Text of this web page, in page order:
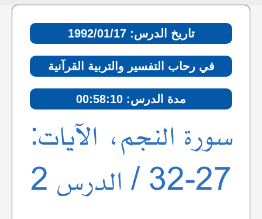
تاريخ الدرس: 1992/01/17
في رحاب التفسير والتربية القرآنية
مدة الدرس: 00:58:10
سورة النجم، الآيات:
27-32 / الدرس 2